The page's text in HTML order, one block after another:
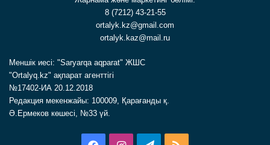
8 (7212) 43-21-55
ortalyk.kz@gmail.com
ortalyk.kaz@mail.ru
Меншік иесі: "Saryarqa aqparat" ЖШС
"Ortalyq.kz" ақпарат агенттігі
№17402-ИА 20.12.2018
Редакция мекенжайы: 100009, Қарағанды қ.
Ә.Ермеков көшесі, №33 үй.